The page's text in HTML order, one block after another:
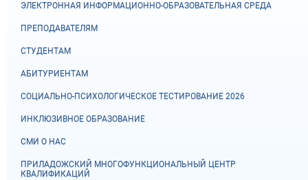
ЭЛЕКТРОННАЯ ИНФОРМАЦИОННО-ОБРАЗОВАТЕЛЬНАЯ СРЕДА
ПРЕПОДАВАТЕЛЯМ
СТУДЕНТАМ
АБИТУРИЕНТАМ
СОЦИАЛЬНО-ПСИХОЛОГИЧЕСКОЕ ТЕСТИРОВАНИЕ 2026
ИНКЛЮЗИВНОЕ ОБРАЗОВАНИЕ
СМИ О НАС
ПРИЛАДОЖСКИЙ МНОГОФУНКЦИОНАЛЬНЫЙ ЦЕНТР
КВАЛИФИКАЦИЙ